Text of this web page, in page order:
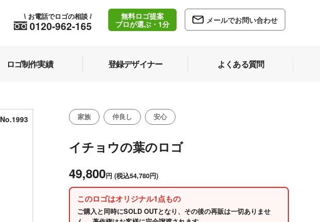
0120-962-165
\ お電話でロゴの相談 /
無料ロゴ提案
プロが選ぶ・1分
メールでお問い合わせ
ロゴ制作実績 登録デザイナー よくある質問
No.1993 家族 仲良し 安心
イチョウの葉のロゴ
49,800円 (税込54,780円)
このロゴはオリジナル1点もの
ご購入と同時にSOLD OUTとなり、その後の再販は一切ありませ